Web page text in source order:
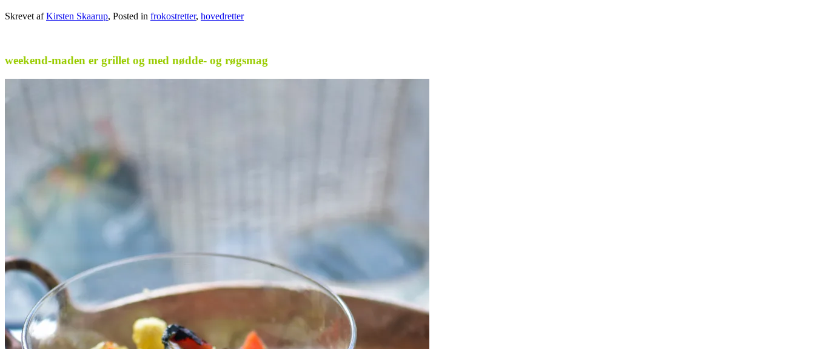
Skrevet afKirsten Skaarup, Posted in frokostretter, hovedretter
weekend-maden er grillet og med nødde- og røgsmag